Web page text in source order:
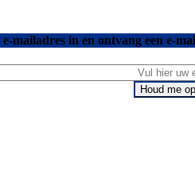
mailadres in en ontvang een e-
Houd me